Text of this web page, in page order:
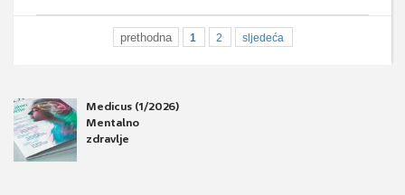
prethodna 1 2 sljedeća
Medicus (1/2026)
Mentalno
zdravlje